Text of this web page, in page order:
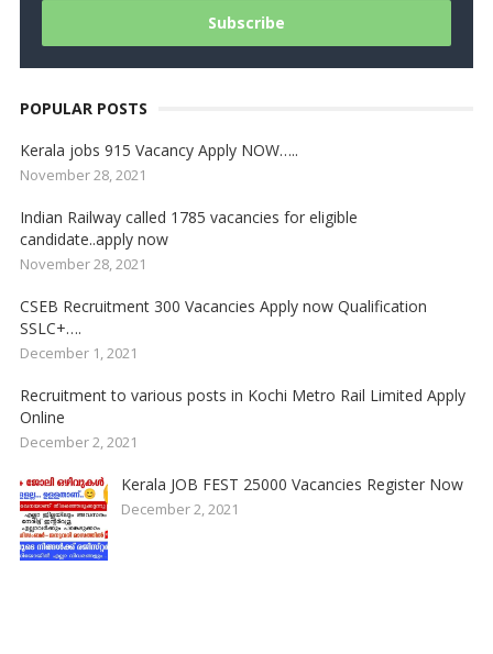
POPULAR POSTS
Kerala jobs 915 Vacancy Apply NOW…..
November 28, 2021
Indian Railway called 1785 vacancies for eligible
candidate..apply now
November 28, 2021
CSEB Recruitment 300 Vacancies Apply now Qualification
SSLC+….
December 1, 2021
Recruitment to various posts in Kochi Metro Rail Limited Apply
Online
December 2, 2021
Kerala JOB FEST 25000 Vacancies Register Now
December 2, 2021